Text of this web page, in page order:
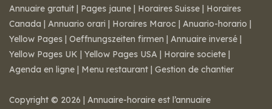
Annuaire gratuit | Pages jaune | Horaires Suisse | Horaires
Canada | Annuario orari | Horaires Maroc | Anuario-horario |
Yellow Pages | Oeffnungszeiten firmen | Annuaire inversé |
Yellow Pages UK | Yellow Pages USA | Horaire societe |
Agenda en ligne | Menu restaurant | Gestion de chantier
Copyright © 2026 | Annuaire-horaire est l’annuaire